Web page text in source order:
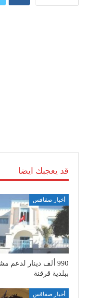
قد يعجبك ايضا
أخبار صفاقس
990 ألف دينار لدعم
ببلدية قرقنة
أخبار صفاقس